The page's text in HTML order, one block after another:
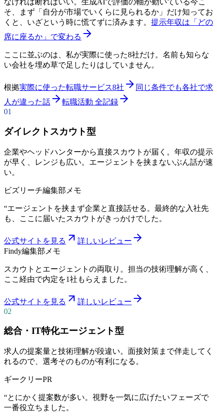
なければ断ればいい。生成AIで評価の軸が動いている今こ
そ、まず「自分が市場でいくらに見られるか」だけ知ってお
くと、いざという時に慌てずに済みます。 提示年収は「どの
席に座るか」で変わる
ここに並ぶのは、私が実際に使った8社だけ。名前も知らな
い会社を埋め草で足したりはしていません。
根拠実際に使った転職サービス8社
同じ条件でも各社で求
人が違った話
転職活動 全記録
01
ダイレクトスカウト型
企業やヘッドハンターから直接スカウトが届く。年収の提示
が早く、レンジも広い。エージェントを挟まないぶん話が速
い。
ビズリーチ編集部メモ
“エージェントを挟まず企業と直接話せる。最終的な入社先
も、ここに届いたスカウトがきっかけでした。
公式サイトを見る
詳しいレビュー
Findy編集部メモ
スカウトとエージェントの両取り。担当の技術理解が高く、
ここ経由で内定を1社もらえました。
公式サイトを見る
詳しいレビュー
02
総合・IT特化エージェント型
求人の提案量と技術理解が段違い。面接対策まで伴走してく
れるので、選考そのものが有利になる。
ギークリーPR
“とにかく提案数が多い。視野を一気に広げたいフェーズで
一番役立ちました。